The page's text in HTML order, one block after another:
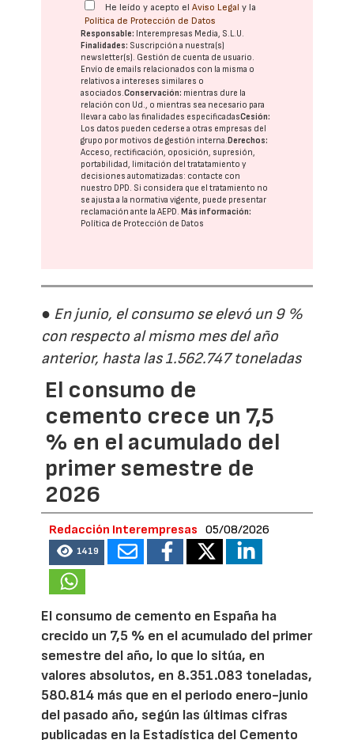
He leído y acepto elAviso Legal y la
Política de Protección de Datos
Responsable: Interempresas Media, S.L.U.
Finalidades: Suscripción a nuestra(s)
newsletter(s). Gestión de cuenta de usuario.
Envío de emails relacionados con la misma o
relativos a intereses similares o
asociados.Conservación: mientras dure la
relación con Ud., o mientras sea necesario para
llevar a cabo las finalidades especificadasCesión:
Los datos pueden cederse a otras empresas del
grupo por motivos de gestión interna.Derechos:
Acceso, rectificación, oposición, supresión,
portabilidad, limitación del tratatamiento y
decisiones automatizadas: contacte con
nuestro DPD . Si considera que el tratamiento no
se ajusta a la normativa vigente, puede presentar
reclamación ante laAEPD .Más información:
Política de Protección de Datos
● En junio, el consumo se elevó un 9 %
con respecto al mismo mes del año
anterior, hasta las 1.562.747 toneladas
El consumo de
cemento crece un 7,5
% en el acumulado del
primer semestre de
2026
Redacción Interempresas 05/08/2026
1419
El consumo de cemento en España ha
crecido un 7,5 % en el acumulado del primer
semestre del año, lo que lo sitúa, en
valores absolutos, en 8.351.083 toneladas,
580.814 más que en el periodo enero-junio
del pasado año, según las últimas cifras
publicadas en la Estadística del Cemento